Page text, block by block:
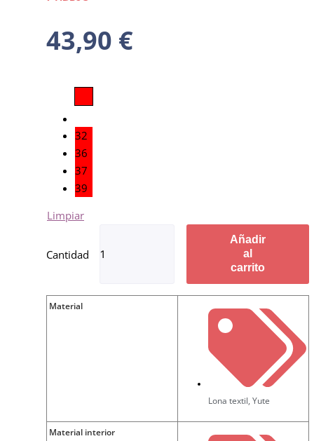
43,90 €
32
36
37
39
Limpiar
Añadir
al
carrito
Material
Lona textil, Yute
Material interior